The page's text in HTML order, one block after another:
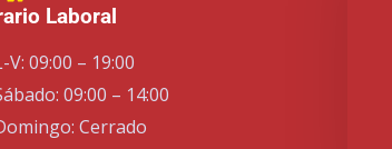
Laboral
V: 09:00 – 19:00
09:00 – 14:00
Cerrado